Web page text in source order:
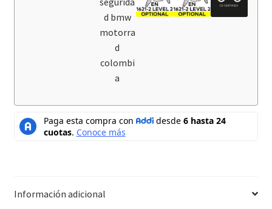
d bmw
motorra
d
colombi
a
Información adicional